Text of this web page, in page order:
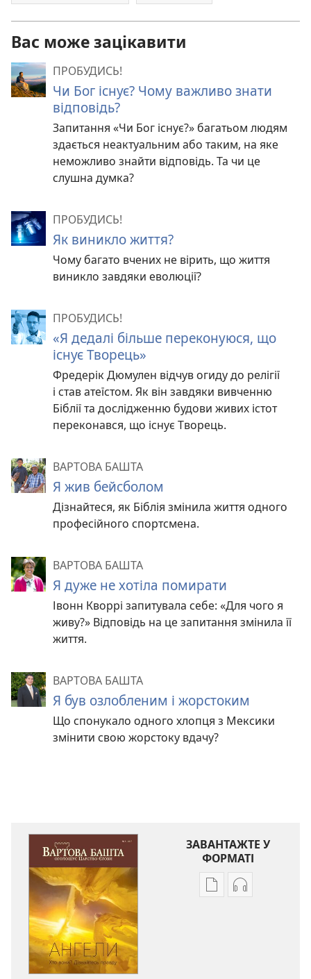
Вас може зацікавити
ПРОБУДИСЬ!
Чи Бог існує? Чому важливо знати
відповідь?
Запитання «Чи Бог існує?» багатьом людям
здається неактуальним або таким, на яке
неможливо знайти відповідь. Та чи це
слушна думка?
ПРОБУДИСЬ!
Як виникло життя?
Чому багато вчених не вірить, що життя
виникло завдяки еволюції?
ПРОБУДИСЬ!
«Я дедалі більше переконуюся, що
існує Творець»
Фредерік Дюмулен відчув огиду до релігії
і став атеїстом. Як він завдяки вивченню
Біблії та дослідженню будови живих істот
переконався, що існує Творець.
ВАРТОВА БАШТА
Я жив бейсболом
Дізнайтеся, як Біблія змінила життя одного
професійного спортсмена.
ВАРТОВА БАШТА
Я дуже не хотіла помирати
Івонн Кворрі запитувала себе: «Для чого я
живу?» Відповідь на це запитання змінила її
життя.
ВАРТОВА БАШТА
Я був озлобленим і жорстоким
Що спонукало одного хлопця з Мексики
змінити свою жорстоку вдачу?
ЗАВАНТАЖТЕ У
ФОРМАТІ
ПараметриПараметри